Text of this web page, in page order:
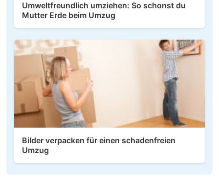
Umweltfreundlich umziehen: So schonst du
Mutter Erde beim Umzug
Bilder verpacken für einen schadenfreien
Umzug